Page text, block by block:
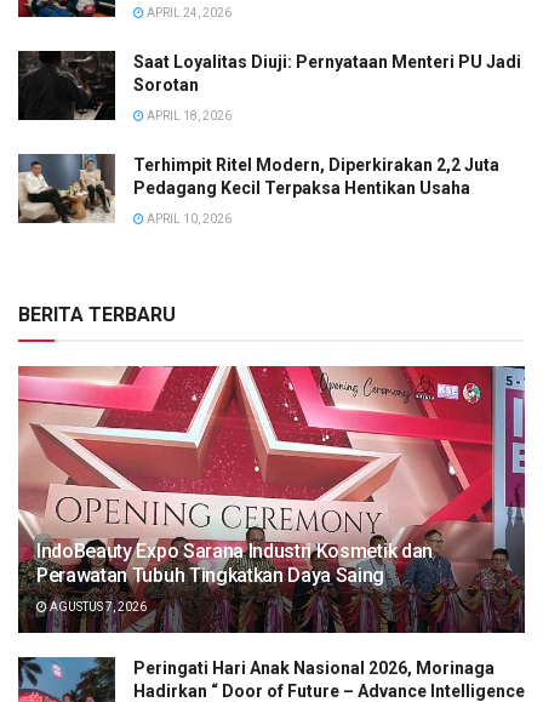
APRIL 24, 2026
Saat Loyalitas Diuji: Pernyataan Menteri PU Jadi
Sorotan
APRIL 18, 2026
Terhimpit Ritel Modern, Diperkirakan 2,2 Juta
Pedagang Kecil Terpaksa Hentikan Usaha
APRIL 10, 2026
BERITA TERBARU
IndoBeauty Expo Sarana Industri Kosmetik dan
Perawatan Tubuh Tingkatkan Daya Saing
AGUSTUS 7, 2026
Peringati Hari Anak Nasional 2026, Morinaga
Hadirkan “ Door of Future – Advance Intelligence